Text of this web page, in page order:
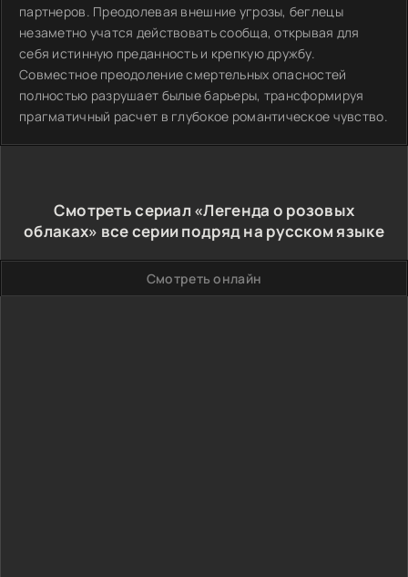
партнеров. Преодолевая внешние угрозы, беглецы
незаметно учатся действовать сообща, открывая для
себя истинную преданность и крепкую дружбу.
Совместное преодоление смертельных опасностей
полностью разрушает былые барьеры, трансформируя
прагматичный расчет в глубокое романтическое чувство.
Смотреть сериал «Легенда о розовых
облаках» все серии подряд на русском языке
Смотреть онлайн